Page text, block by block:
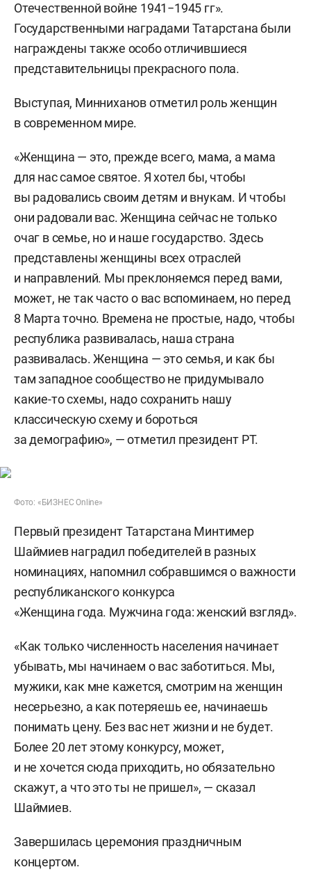
Отечественной войне 1941−1945 гг».
Государственными наградами Татарстана были
награждены также особо отличившиеся
представительницы прекрасного пола.
Выступая, Минниханов отметил роль женщин
в современном мире.
«Женщина — это, прежде всего, мама, а мама
для нас самое святое. Я хотел бы, чтобы
вы радовались своим детям и внукам. И чтобы
они радовали вас. Женщина сейчас не только
очаг в семье, но и наше государство. Здесь
представлены женщины всех отраслей
и направлений. Мы преклоняемся перед вами,
может, не так часто о вас вспоминаем, но перед
8 Марта точно. Времена не простые, надо, чтобы
республика развивалась, наша страна
развивалась. Женщина — это семья, и как бы
там западное сообщество не придумывало
какие-то схемы, надо сохранить нашу
классическую схему и бороться
за демографию», — отметил президент РТ.
Фото: «БИЗНЕС Online»
Первый президент Татарстана Минтимер
Шаймиев наградил победителей в разных
номинациях, напомнил собравшимся о важности
республиканского конкурса
«Женщина года. Мужчина года: женский взгляд».
«Как только численность населения начинает
убывать, мы начинаем о вас заботиться. Мы,
мужики, как мне кажется, смотрим на женщин
несерьезно, а как потеряешь ее, начинаешь
понимать цену. Без вас нет жизни и не будет.
Более 20 лет этому конкурсу, может,
и не хочется сюда приходить, но обязательно
скажут, а что это ты не пришел», — сказал
Шаймиев.
Завершилась церемония праздничным
концертом.